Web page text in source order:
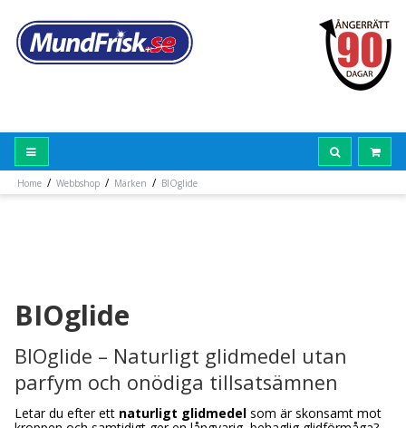
Home / Webbshop / Märken / BIOglide
BIOglide
BIOglide – Naturligt glidmedel utan
parfym och onödiga tillsatsämnen
Letar du efter ett naturligt glidmedel som är skonsamt mot